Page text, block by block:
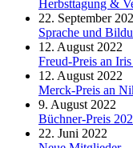
Herbsttagung &
22. September
Sprache und
12. August 2022
Freud-Preis an
12. August 2022
Merck-Preis an
9. August 2022
Büchner-Preis
22. Juni 2022